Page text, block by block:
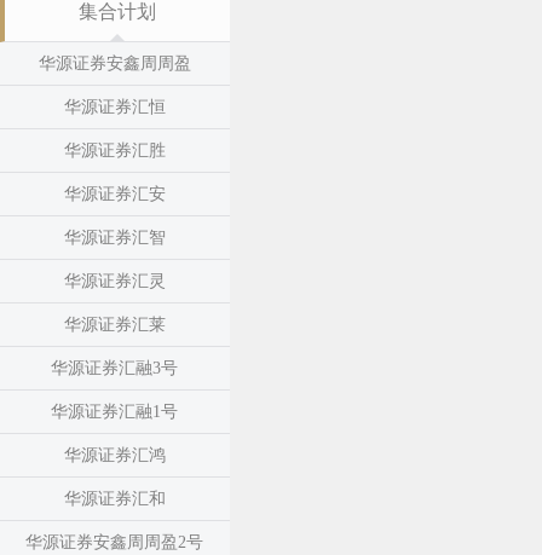
集合计划
华源证券安鑫周周盈
华源证券汇恒
华源证券汇胜
华源证券汇安
华源证券汇智
华源证券汇灵
华源证券汇莱
华源证券汇融3号
华源证券汇融1号
华源证券汇鸿
华源证券汇和
华源证券安鑫周周盈2号